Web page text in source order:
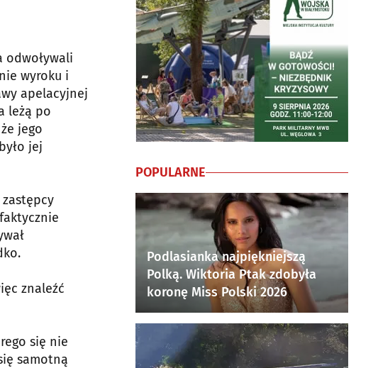
odwoływali
wyroku i
apelacyjnej
leżą po
jego
jej
znaleźć
się nie
samotną
POPULARNE
Podlasianka najpiękniejszą
Polką. Wiktoria Ptak zdobyła
koronę Miss Polski 2026